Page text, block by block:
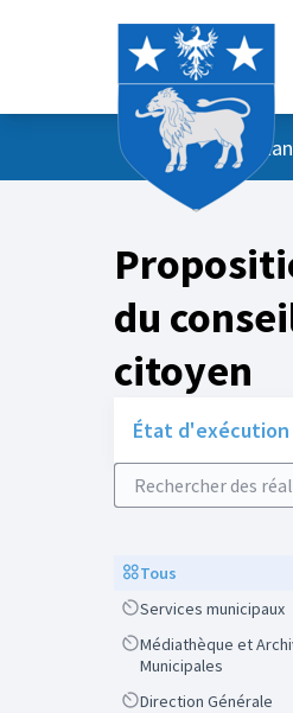
AccueilMenu principal
/ Vos
du
citoyen
État
Rechercher des
ScopeTous
ScopeServices municipaux
Scope
Médiathèque et Archives
Municipales
ScopeDirection Générale